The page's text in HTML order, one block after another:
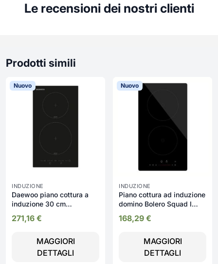
Le recensioni dei nostri clienti
Prodotti simili
Nuovo
INDUZIONE
Daewoo piano cottura a
induzione 30 cm
cottura nero
271,16 €
MAGGIORI
DETTAGLI
Nuovo
INDUZIONE
Piano cottura ad induzione
domino Bolero Squad I
cottura con 9 livelli di
168,29 €
MAGGIORI
DETTAGLI